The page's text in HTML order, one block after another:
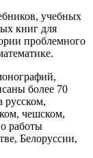
учебных
книг для
проблемного
более 70
русском,
чешском,
работы
Белоруссии,